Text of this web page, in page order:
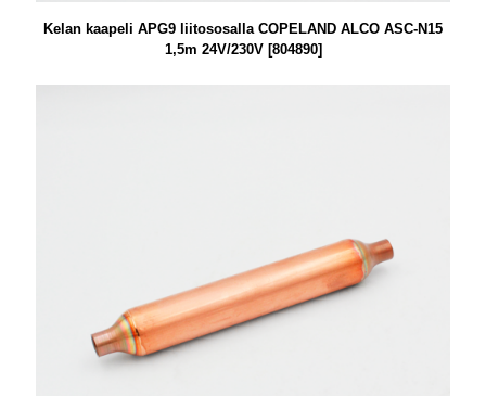
Kelan kaapeli APG9 liitososalla COPELAND ALCO ASC-N15
1,5m 24V/230V [804890]